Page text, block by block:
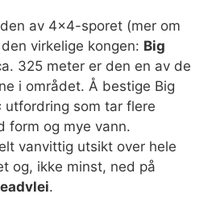
av 4×4-sporet (mer om
virkelige kongen: Big
325 meter er den en av de
i området. Å bestige Big
utfordring som tar flere
form og mye vann.
vanvittig utsikt over hele
og, ikke minst, ned på
.